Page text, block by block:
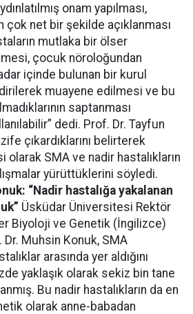
onam yapılması,
çok net bir şekilde açıklanması
mutlaka bir ölser
çocuk nöroloğundan
içinde bulunan bir kurul
muayene edilmesi ve bu
saptanması
dedi. Prof. Dr. Tayfun
çıkardıklarını belirterek
SMA ve nadir hastalıkların
yürüttüklerini söyledi.
“Nadir hastalığa yakalanan
Üsküdar Üniversitesi Rektör
Biyoloji ve Genetik (İngilizce)
Dr. Muhsin Konuk, SMA
arasında yer aldığını
yaklaşık olarak sekiz bin tane
Bu nadir hastalıkların da en
olarak anne-babadan